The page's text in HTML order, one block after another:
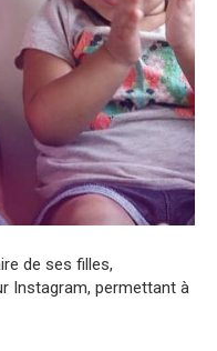
de ses filles,
Instagram, permettant à